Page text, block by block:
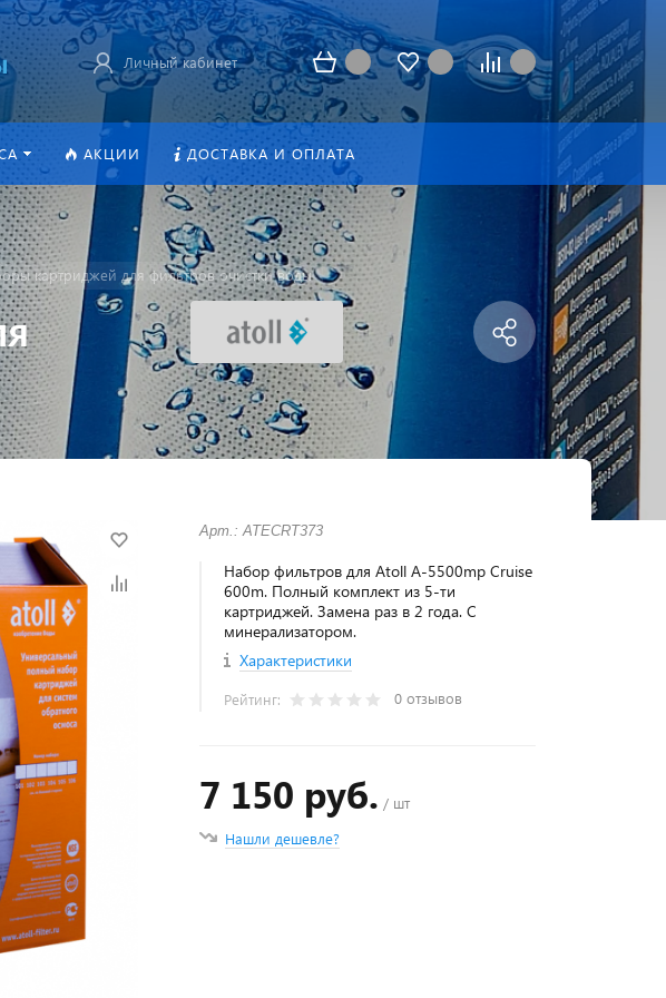
Личный кабинет
АКЦИИ ДОСТАВКА И ОПЛАТА
картриджей для фильтров очистки воды
Арт.: ATECRT373
Набор фильтров для Atoll A-5500mp Cruise
600m. Полный комплект из 5-ти
картриджей. Замена раз в 2 года. С
минерализатором.
Характеристики
Рейтинг: 0 отзывов
7 150 руб. / шт
Нашли дешевле?